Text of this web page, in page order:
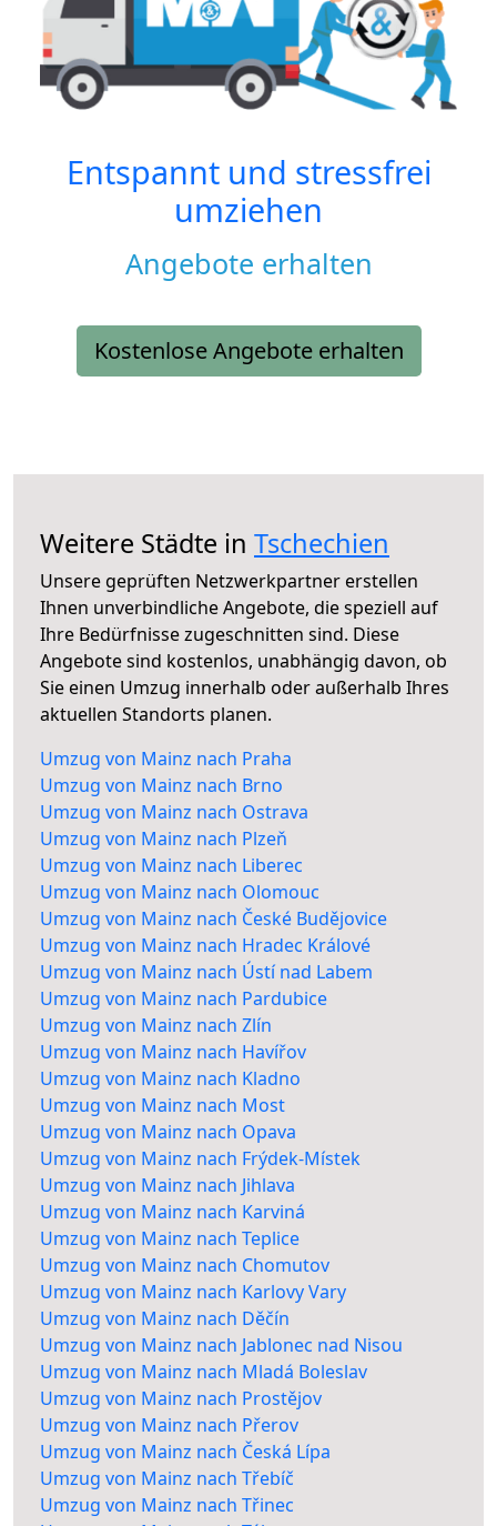
Entspannt und stressfrei
umziehen
Angebote erhalten
Kostenlose Angebote erhalten
Weitere Städte in Tschechien
Unsere geprüften Netzwerkpartner erstellen
Ihnen unverbindliche Angebote, die speziell auf
Ihre Bedürfnisse zugeschnitten sind. Diese
Angebote sind kostenlos, unabhängig davon, ob
Sie einen Umzug innerhalb oder außerhalb Ihres
aktuellen Standorts planen.
Umzug von Mainz nach Praha
Umzug von Mainz nach Brno
Umzug von Mainz nach Ostrava
Umzug von Mainz nach Plzeň
Umzug von Mainz nach Liberec
Umzug von Mainz nach Olomouc
Umzug von Mainz nach České Budějovice
Umzug von Mainz nach Hradec Králové
Umzug von Mainz nach Ústí nad Labem
Umzug von Mainz nach Pardubice
Umzug von Mainz nach Zlín
Umzug von Mainz nach Havířov
Umzug von Mainz nach Kladno
Umzug von Mainz nach Most
Umzug von Mainz nach Opava
Umzug von Mainz nach Frýdek-Místek
Umzug von Mainz nach Jihlava
Umzug von Mainz nach Karviná
Umzug von Mainz nach Teplice
Umzug von Mainz nach Chomutov
Umzug von Mainz nach Karlovy Vary
Umzug von Mainz nach Děčín
Umzug von Mainz nach Jablonec nad Nisou
Umzug von Mainz nach Mladá Boleslav
Umzug von Mainz nach Prostějov
Umzug von Mainz nach Přerov
Umzug von Mainz nach Česká Lípa
Umzug von Mainz nach Třebíč
Umzug von Mainz nach Třinec